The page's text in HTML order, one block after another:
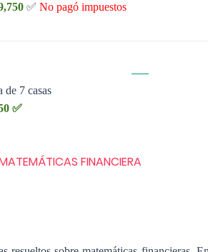
✅ No pagó impuestos
de 7 casas
✅
FINANCIERA